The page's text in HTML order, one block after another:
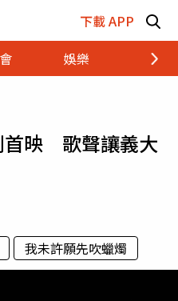
下載 APP
娛樂 財經
首映 歌聲讓義大
我未許願先吹蠟燭